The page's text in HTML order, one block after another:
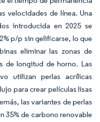
velocidades de línea. Una
introducida en 2025 se
p/p sin gelificarse, lo que
eliminar las zonas de
de longitud de horno. Las
utilizan perlas acrílicas
para crear películas lisas
las variantes de perlas
35% de carbono renovable